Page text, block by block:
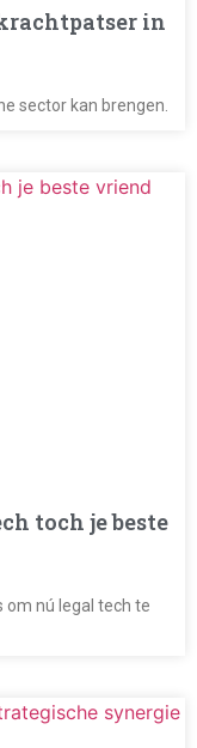
in
sector kan brengen.
toch je beste
om nú legal tech te